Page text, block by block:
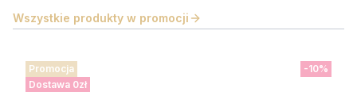
Wszystkie produkty w promocji
-10%
Promocja
Dostawa 0zł